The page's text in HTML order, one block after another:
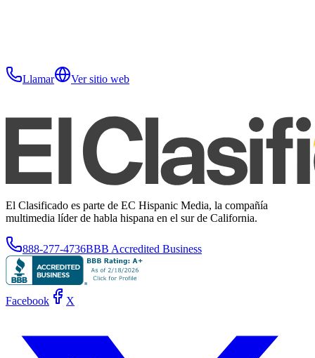
Llamar Ver sitio web
El Clasificado es parte de EC Hispanic Media, la compañía
multimedia líder de habla hispana en el sur de California.
888-277-4736BBB Accredited Business
Facebook X